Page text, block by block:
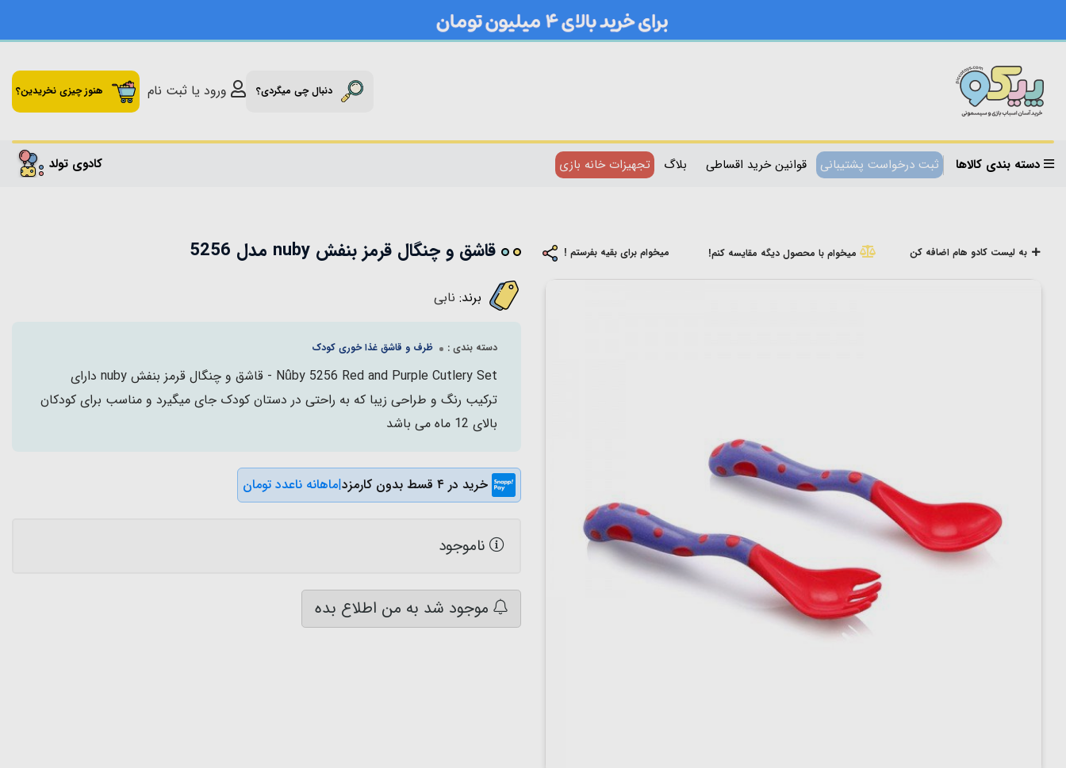
دنبال چی میگردی؟ ورود یا ثبت نام هنوز چیزی نخریدین؟
دسته بندی کالاها ثبت درخواست پشتیبانی قوانین خرید اقساطی بلاگ تجهیزات خانه بازی کادوی تولد
به لیست کادو هام اضافه کن میخوام با محصول دیگه مقایسه کنم! میخوام برای بقیه بفرستم ! قاشق و چنگال قرمز بنفش nuby مدل 5256
برند: نابی
دسته بندی : ظرف و قاشق غذا خوری كودک
Nûby 5256 Red and Purple Cutlery Set - قاشق و چنگال قرمز بنفش nuby دارای
ترکیب رنگ و طراحی زیبا که به راحتی در دستان کودک جای میگیرد و مناسب برای کودکان
بالای 12 ماه می باشد
خرید در ۴ قسط بدون کارمزد |ماهانه ناعدد تومان
ناموجود
موجود شد به من اطلاع بده